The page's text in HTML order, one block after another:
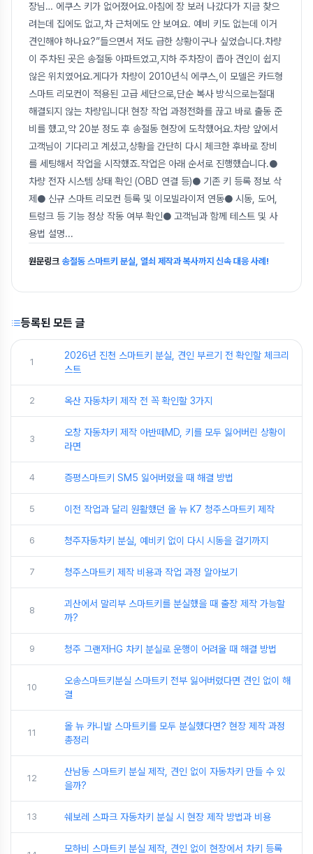
장님… 에쿠스 키가 없어졌어요.아침에 장 보러 나갔다가 지금 찾으
려는데 집에도 없고,차 근처에도 안 보여요. 예비 키도 없는데 이거
견인해야 하나요?”들으면서 저도 급한 상황이구나 싶었습니다.차량
이 주차된 곳은 송절동 아파트였고,지하 주차장이 좁아 견인이 쉽지
않은 위치였어요.게다가 차량이 2010년식 에쿠스,이 모델은 카드형
스마트 리모컨이 적용된 고급 세단으로,단순 복사 방식으로는절대
해결되지 않는 차량입니다! 현장 작업 과정전화를 끊고 바로 출동 준
비를 했고,약 20분 정도 후 송절동 현장에 도착했어요.차량 앞에서
고객님이 기다리고 계셨고,상황을 간단히 다시 체크한 후바로 장비
를 세팅해서 작업을 시작했죠.작업은 아래 순서로 진행했습니다.●
차량 전자 시스템 상태 확인 (OBD 연결 등)● 기존 키 등록 정보 삭
제● 신규 스마트 리모컨 등록 및 이모빌라이저 연동● 시동, 도어,
트렁크 등 기능 정상 작동 여부 확인● 고객님과 함께 테스트 및 사
용법 설명...
원문링크 송절동 스마트키 분실, 열쇠 제작과 복사까지 신속 대응 사례!
등록된 모든 글
1
2026년 진천 스마트키 분실, 견인 부르기 전 확인할 체크리
스트
2 옥산 자동차키 제작 전 꼭 확인할 3가지
3
오창 자동차키 제작 아반떼MD, 키를 모두 잃어버린 상황이
라면
4 증평스마트키 SM5 잃어버렸을 때 해결 방법
5 이전 작업과 달리 원활했던 올 뉴 K7 청주스마트키 제작
6 청주자동차키 분실, 예비키 없이 다시 시동을 걸기까지
7 청주스마트키 제작 비용과 작업 과정 알아보기
8
괴산에서 말리부 스마트키를 분실했을 때 출장 제작 가능할
까?
9 청주 그랜저HG 차키 분실로 운행이 어려울 때 해결 방법
10
오송스마트키분실 스마트키 전부 잃어버렸다면 견인 없이 해
결
11
올 뉴 카니발 스마트키를 모두 분실했다면? 현장 제작 과정
총정리
12
산남동 스마트키 분실 제작, 견인 없이 자동차키 만들 수 있
을까?
13 쉐보레 스파크 자동차키 분실 시 현장 제작 방법과 비용
모하비 스마트키 분실 제작, 견인 없이 현장에서 차키 등록